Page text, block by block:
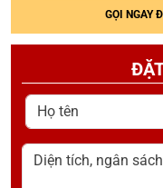
GỌI NGAY
Họ tên
Diện tích, ngân sách.....